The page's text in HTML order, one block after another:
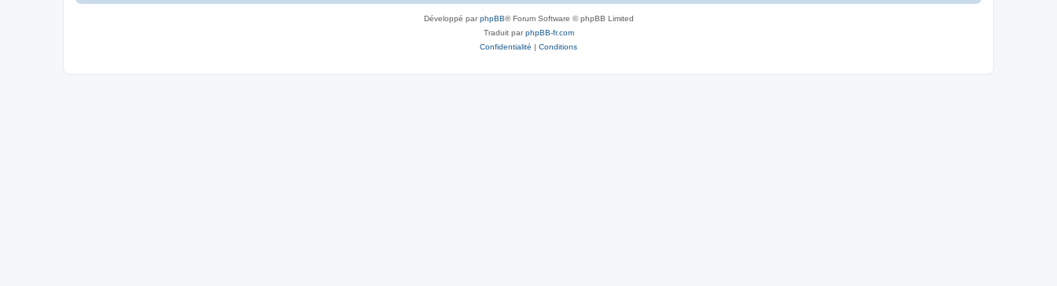
Développé parphpBB® Forum Software © phpBB Limited
Traduit parphpBB-fr.com
Confidentialité | Conditions